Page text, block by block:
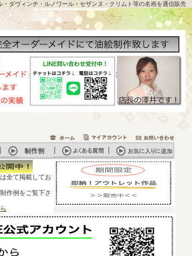
ダヴィンチ・ルノワール・セザンヌ・クリムト等の名画を通信販売
全て掲載してお
作例をご覧下さ